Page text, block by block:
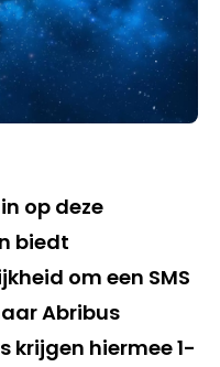
op deze
biedt
om een SMS
Abribus
krijgen hiermee 1-